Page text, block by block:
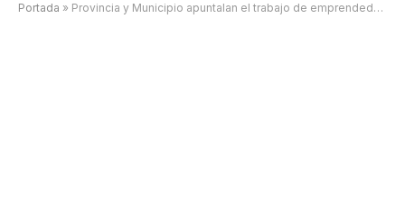
Portada » Provincia y Municipio apuntalan el trabajo de emprendedores